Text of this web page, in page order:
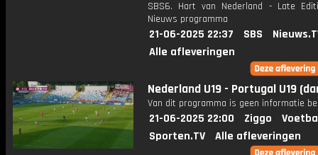
SBS6. Hart van Nederland - Late
Nieuws programma
21-06-2025 22:37 SBS
Alle afleveringen
Nederland U19 - Portugal U19
Van dit programma is geen informatie
21-06-2025 22:00 Ziggo
Sporten.TV
Alle afleveringen